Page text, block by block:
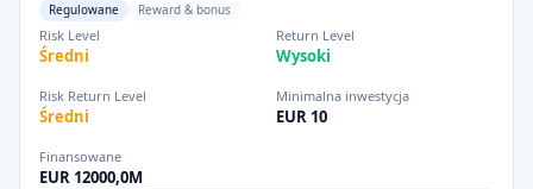
Regulowane Reward & bonus
Risk Level
Średni
Return Level
Wysoki
Risk Return Level
Średni
Minimalna inwestycja
EUR 10
Finansowane
EUR 12000,0M